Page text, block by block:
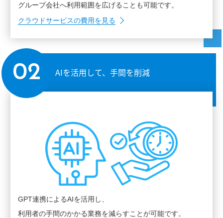
グループ会社へ利用範囲を広げることも可能です。
クラウドサービスの費用を見る
02 AIを活用して、手間を削減
GPT連携によるAIを活用し、
利用者の手間のかかる業務を減らすことが可能です。